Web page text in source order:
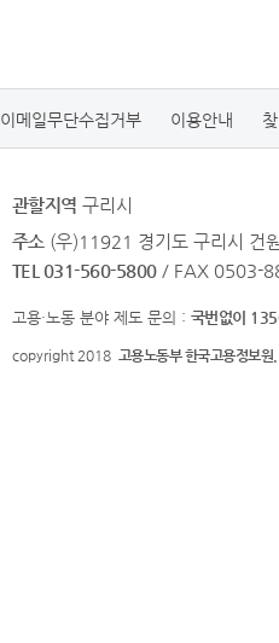
이메일무단수집거부 이용안내
관할지역 구리시
주소 (우)11921 경기도 구리시 건
TEL 031-560-5800 / FAX 0503-
고용·노동 분야 제도 문의 : 국번없이
copyright 2018 고용노동부 한국고용정보원.